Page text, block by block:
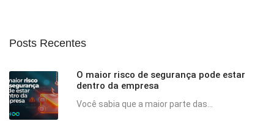
Posts Recentes
O maior risco de segurança pode estar
dentro da empresa
Você sabia que a maior parte das...